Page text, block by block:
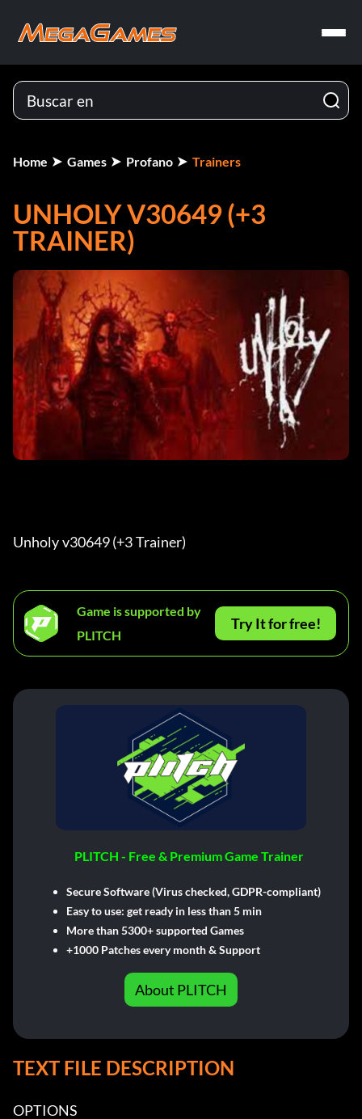
Home Games Profano Trainers
UNHOLY V30649 (+3
TRAINER)
Unholy v30649 (+3 Trainer)
Game is supported by
PLITCH
Try It for free!
PLITCH - Free & Premium Game Trainer
Secure Software (Virus checked, GDPR-compliant)
Easy to use: get ready in less than 5 min
More than 5300+ supported Games
+1000 Patches every month & Support
About PLITCH
TEXT FILE DESCRIPTION
OPTIONS